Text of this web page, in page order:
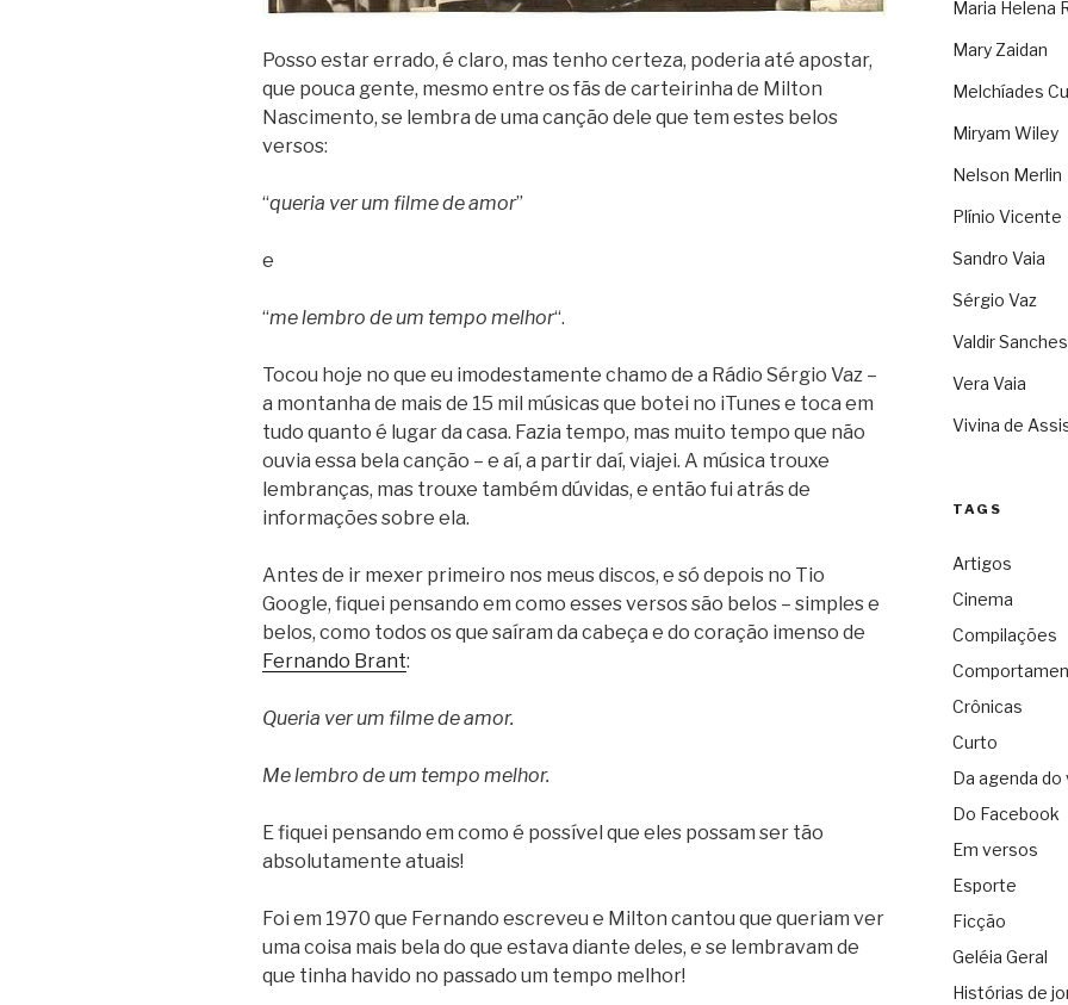
Posso estar errado, é claro, mas tenho certeza, poderia até apostar,
que pouca gente, mesmo entre os fãs de carteirinha de Milton
Nascimento, se lembra de uma canção dele que tem estes belos
versos:
“queria ver um filme de amor”
e
“me lembro de um tempo melhor“.
Tocou hoje no que eu imodestamente chamo de a Rádio Sérgio Vaz –
a montanha de mais de 15 mil músicas que botei no iTunes e toca em
tudo quanto é lugar da casa. Fazia tempo, mas muito tempo que não
ouvia essa bela canção – e aí, a partir daí, viajei. A música trouxe
lembranças, mas trouxe também dúvidas, e então fui atrás de
informações sobre ela.
Antes de ir mexer primeiro nos meus discos, e só depois no Tio
Google, fiquei pensando em como esses versos são belos – simples e
belos, como todos os que saíram da cabeça e do coração imenso de
Fernando Brant:
Queria ver um filme de amor.
Me lembro de um tempo melhor.
E fiquei pensando em como é possível que eles possam ser tão
absolutamente atuais!
Foi em 1970 que Fernando escreveu e Milton cantou que queriam ver
uma coisa mais bela do que estava diante deles, e se lembravam de
que tinha havido no passado um tempo melhor!
Maria Helena
Mary Zaidan
Melchíades
Miryam Wiley
Nelson Merlin
Plínio Vicente
Sandro Vaia
Sérgio Vaz
Valdir Sanches
Vera Vaia
Vivina de
TAGS
Artigos
Cinema
Compilações
Crônicas
Curto
Da agenda do
Do Facebook
Em versos
Esporte
Ficção
Geléia Geral
Histórias de